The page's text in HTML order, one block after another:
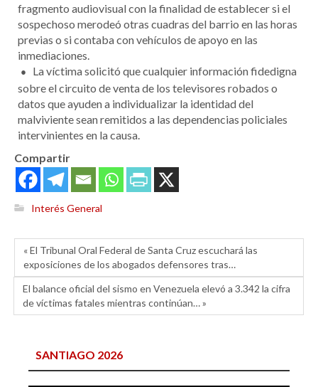
fragmento audiovisual con la finalidad de establecer si el
sospechoso merodeó otras cuadras del barrio en las horas
previas o si contaba con vehículos de apoyo en las
inmediaciones.
La víctima solicitó que cualquier información fidedigna
sobre el circuito de venta de los televisores robados o
datos que ayuden a individualizar la identidad del
malviviente sean remitidos a las dependencias policiales
intervinientes en la causa.
Compartir
Interés General
« El Tribunal Oral Federal de Santa Cruz escuchará las
exposiciones de los abogados defensores tras…
El balance oficial del sismo en Venezuela elevó a 3.342 la cifra
de víctimas fatales mientras continúan… »
SANTIAGO 2026